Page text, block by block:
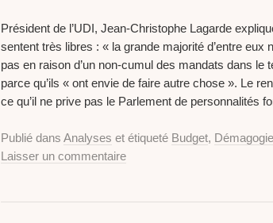
Président de l’UDI, Jean-Christophe Lagarde
sentent très libres : « la grande majorité d’entre
pas en raison d’un non-cumul des mandats dans le
parce qu’ils « ont envie de faire autre chose ». Le
ce qu’il ne prive pas le Parlement de personnalités
Publié dans Analyses et étiqueté Budget, Démagogie
Laisser un commentaire